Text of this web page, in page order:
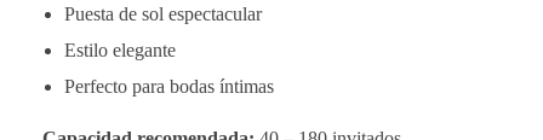
Puesta de sol espectacular
Estilo elegante
Perfecto para bodas íntimas